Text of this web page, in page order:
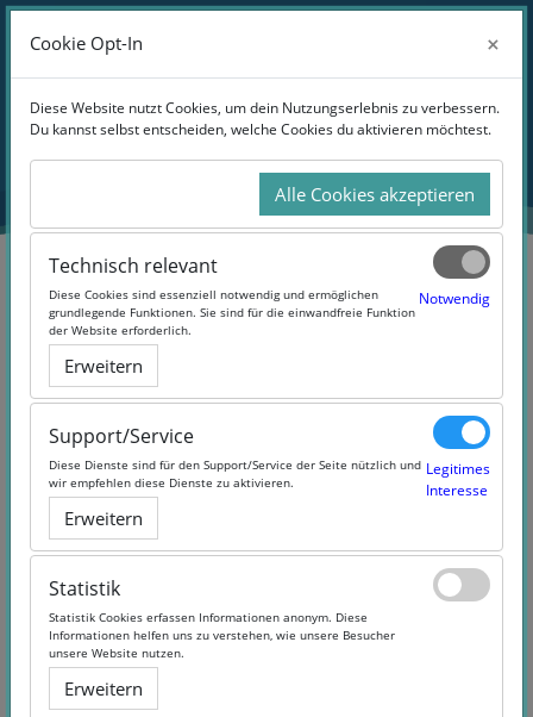
Zum Hauptinhalt
Website-Übersicht
Anmelden
Blöcke
Übersichtaller Kurse
Blöcke
Cookie Opt-In ×
Diese Website nutzt Cookies, um dein Nutzungserlebnis zu verbessern.
Du kannst selbst entscheiden, welche Cookies du aktivieren möchtest.
Alle Cookies akzeptieren
Technisch relevant
Diese Cookies sind essenziell notwendig und ermöglichen
grundlegende Funktionen. Sie sind für die einwandfreie Funktion
der Website erforderlich.
Notwendig
Erweitern
Support/Service
Diese Dienste sind für den Support/Service der Seite nützlich und
wir empfehlen diese Dienste zu aktivieren.
Legitimes
Interesse
Erweitern
Statistik
Statistik Cookies erfassen Informationen anonym. Diese
Informationen helfen uns zu verstehen, wie unsere Besucher
unsere Website nutzen.
Erweitern
Cookie Opt-In ×
Diese Website nutzt Cookies, um dein Nutzungserlebnis zu verbessern.
Du kannst selbst entscheiden, welche Cookies du aktivieren möchtest.
Alle Cookies akzeptieren
Technisch relevant
Diese Cookies sind essenziell notwendig und ermöglichen
grundlegende Funktionen. Sie sind für die einwandfreie Funktion
der Website erforderlich.
Notwendig
Erweitern
Support/Service
Diese Dienste sind für den Support/Service der Seite nützlich und
wir empfehlen diese Dienste zu aktivieren.
Legitimes
Interesse
Erweitern
Statistik
Statistik Cookies erfassen Informationen anonym. Diese
Informationen helfen uns zu verstehen, wie unsere Besucher
unsere Website nutzen.
Erweitern